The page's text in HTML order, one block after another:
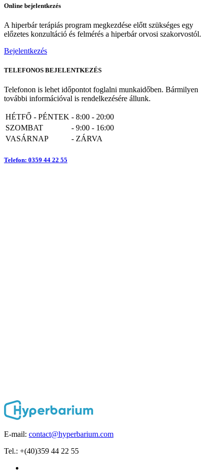
Online bejelentkezés
A hiperbár terápiás program megkezdése előtt szükséges egy
előzetes konzultáció és felmérés a hiperbár orvosi szakorvostól.
Bejelentkezés
TELEFONOS BEJELENTKEZÉS
Telefonon is lehet időpontot foglalni munkaidőben. Bármilyen
további információval is rendelkezésére állunk.
HÉTFŐ - PÉNTEK - 8:00 - 20:00
SZOMBAT
- 9:00 - 16:00
VASÁRNAP
- ZÁRVA
Telefon: 0359 44 22 55
E-mail: contact@hyperbarium.com
Tel.: +(40)359 44 22 55